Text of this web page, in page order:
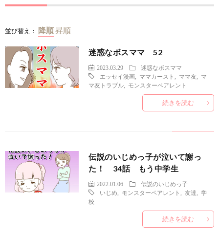
並び替え：
迷惑なボスママ 52
2023.03.29
迷惑なボスママ
エッセイ漫画
ママカースト ママ友
マ
マ友トラブル
モンスターペアレント
続きを読む
伝説のいじめっ子が泣いて謝っ
た！ 34話 もう中学生
2022.01.06
伝説のいじめっ子
いじめ
モンスターペアレント 友達 ,学
校
続きを読む